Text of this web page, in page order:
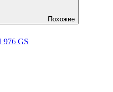
Похожие
GS